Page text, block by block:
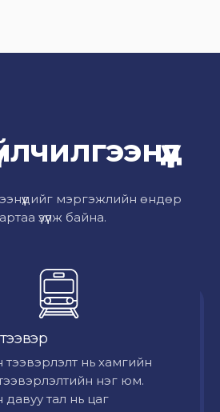
мэргэжлийн өндөр
үзүүлж байна.
нь хамгийн
нэг юм.
тал нь цаг